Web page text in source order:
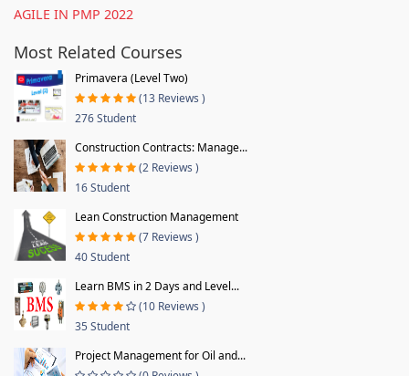
AGILE IN PMP 2022
Most Related Courses
Primavera (Level Two)
(13 Reviews )
276 Student
Construction Contracts: Manage...
(2 Reviews )
16 Student
Lean Construction Management
(7 Reviews )
40 Student
Learn BMS in 2 Days and Level...
(10 Reviews )
35 Student
Project Management for Oil and...